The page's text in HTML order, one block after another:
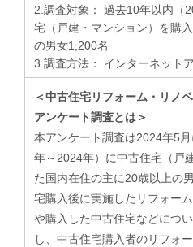
2.調査対象： 過去10年以内（
宅（戸建・マンション）を購
の男女1,200名
3.調査方法： インターネット
＜中古住宅リフォーム・リノ
アンケート調査とは＞
本アンケート調査は2024年5
年～2024年）に中古住宅（戸
た国内在住の主に20歳以上の
宅購入後に実施したリフォー
や購入した中古住宅などにつ
し、中古住宅購入者のリフォ